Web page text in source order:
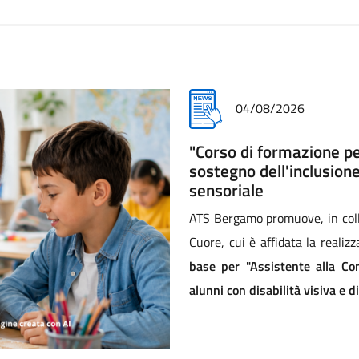
28/07/2026
Prima Azienda
nazionale Animali in
Nella cornice del Palazzo